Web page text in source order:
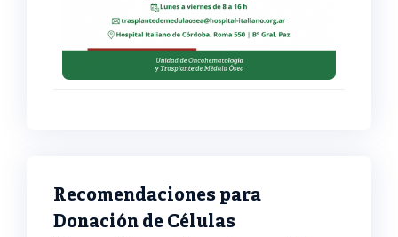
Recomendaciones para
Donación de Células